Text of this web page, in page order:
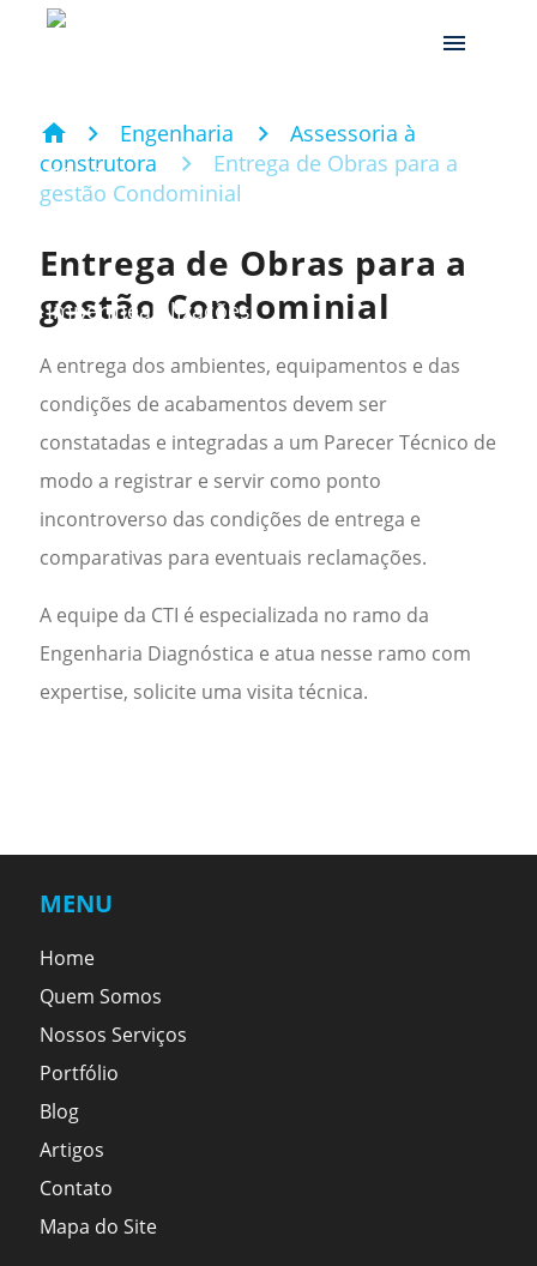
menu
home Engenharia
Assessoria à
construtora
Entrega de Obras para a
gestão Condominial
Entrega de Obras para a
gestão Condominial
A entrega dos ambientes, equipamentos e das
condições de acabamentos devem ser
constatadas e integradas a um Parecer Técnico de
modo a registrar e servir como ponto
incontroverso das condições de entrega e
comparativas para eventuais reclamações.
A equipe da CTI é especializada no ramo da
Engenharia Diagnóstica e atua nesse ramo com
expertise, solicite uma visita técnica.
MENU
Home
Quem Somos
Nossos Serviços
Portfólio
Blog
Artigos
Contato
Mapa do Site